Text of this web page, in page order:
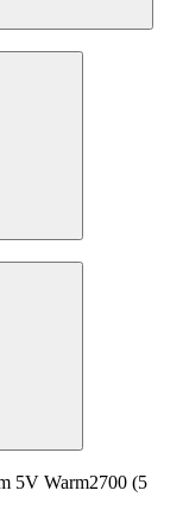
5V Warm2700 (5